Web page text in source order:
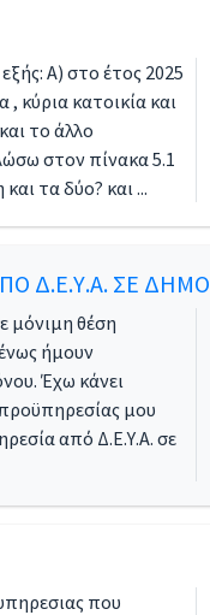
Α) στο έτος 2025
, κύρια κατοικία και
το άλλο
στον πίνακα 5.1
τα δύο? και ...
Δ.Ε.Υ.Α. ΣΕ ΔΗΜΟ
μόνιμη θέση
ήμουν
Έχω κάνει
μου
από Δ.Ε.Υ.Α. σε
που